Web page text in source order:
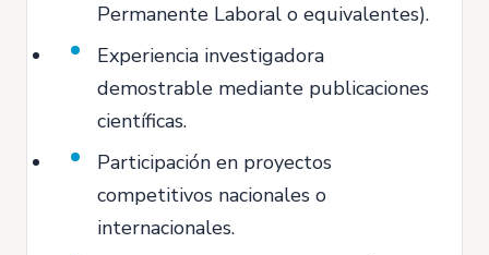
Permanente Laboral o equivalentes).
Experiencia investigadora
demostrable mediante publicaciones
científicas.
Participación en proyectos
competitivos nacionales o
internacionales.